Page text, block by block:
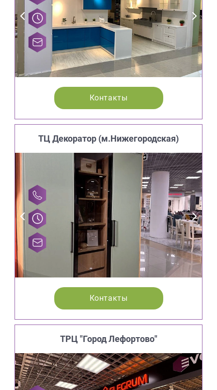
Контакты
ТЦ Декоратор (м.Нижегородская)
Контакты
ТРЦ "Город Лефортово"